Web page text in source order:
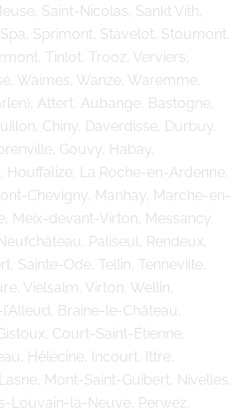
Saint-Nicolas, Sankt Vith,
Sprimont, Stavelot, Stoumont,
Tinlot, Trooz, Verviers,
Waimes, Wanze, Waremme,
Attert, Aubange, Bastogne,
Chiny, Daverdisse, Durbuy,
Gouvy, Habay,
La Roche-en-Ardenne,
Chevigny, Manhay, Marche-en-
Meix-devant-Virton, Messancy,
Paliseul, Rendeux,
Sainte-Ode, Tellin, Tenneville,
Vielsalm, Virton, Wellin,
Braine-le-Château,
Court-Saint-Étienne,
Hélécine, Incourt, Ittre,
Mont-Saint-Guibert, Nivelles,
Louvain-la-Neuve, Perwez,